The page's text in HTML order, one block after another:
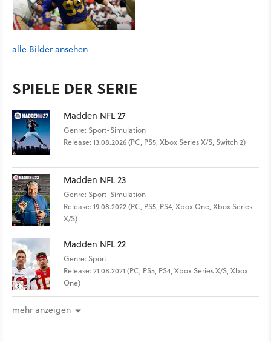
alle Bilder ansehen
SPIELE DER SERIE
Madden NFL 27
Genre: Sport-Simulation
Release: 13.08.2026 (PC, PS5, Xbox Series X/S, Switch 2)
Madden NFL 23
Genre: Sport-Simulation
Release: 19.08.2022 (PC, PS5, PS4, Xbox One, Xbox Series
X/S)
Madden NFL 22
Genre: Sport
Release: 21.08.2021 (PC, PS5, PS4, Xbox Series X/S, Xbox
One)
mehr anzeigen